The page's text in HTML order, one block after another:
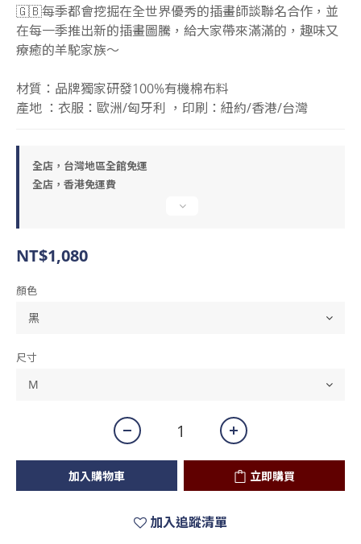
🇬🇧每季都會挖掘在全世界優秀的插畫師談聯名合作，並
在每一季推出新的插畫圖騰，給大家帶來滿滿的，趣味又
療癒的羊駝家族～
材質：品牌獨家研發100%有機棉布料
產地 ：衣服：歐洲/匈牙利 ，印刷：紐約/香港/台灣
全店，台灣地區全館免運
全店，香港免運費
NT$1,080
顏色
尺寸
加入購物車 立即購買
加入追蹤清單